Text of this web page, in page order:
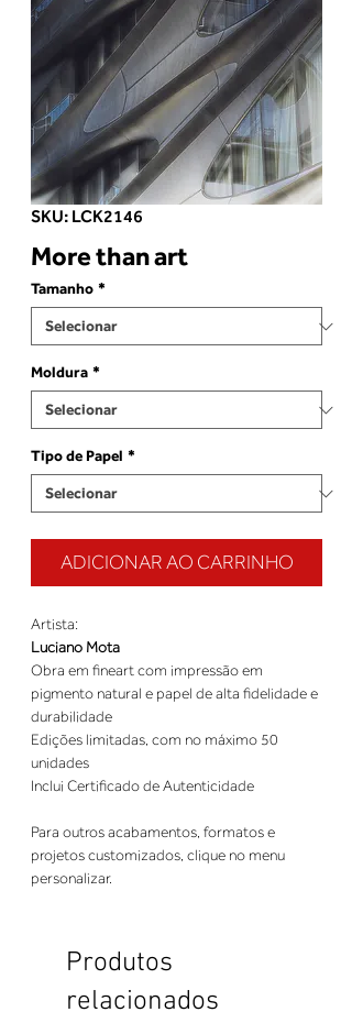
SKU: LCK2146
More than art
Tamanho *
Moldura *
Tipo de Papel *
ADICIONAR AO CARRINHO
Artista:
Luciano Mota
Obra em fineart com impressão em
pigmento natural e papel de alta fidelidade e
durabilidade
Edições limitadas, com no máximo 50
unidades
Inclui Certificado de Autenticidade
Para outros acabamentos, formatos e
projetos customizados, clique no menu
personalizar.
Produtos
relacionados